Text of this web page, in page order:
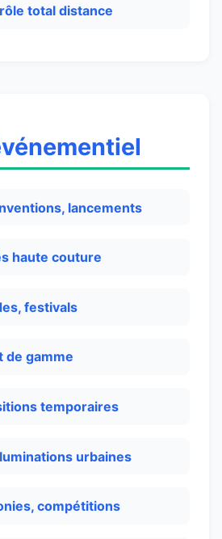
total distance
lancements
haute couture
festivals
de gamme
temporaires
urbaines
compétitions